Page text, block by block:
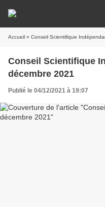
Accueil » Conseil Scientifique
Conseil Scientifique
décembre 2021
Publié le 04/12/2021 à 19:07